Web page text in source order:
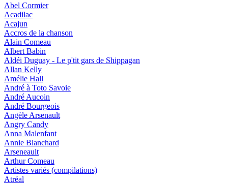
Abel Cormier
Acadilac
Acajun
Accros de la chanson
Alain Comeau
Albert Babin
Aldéi Duguay - Le p'tit gars de Shippagan
Allan Kelly
Amélie Hall
André à Toto Savoie
André Aucoin
André Bourgeois
Angèle Arsenault
Angry Candy
Anna Malenfant
Annie Blanchard
Arseneault
Arthur Comeau
Artistes variés (compilations)
Atréal